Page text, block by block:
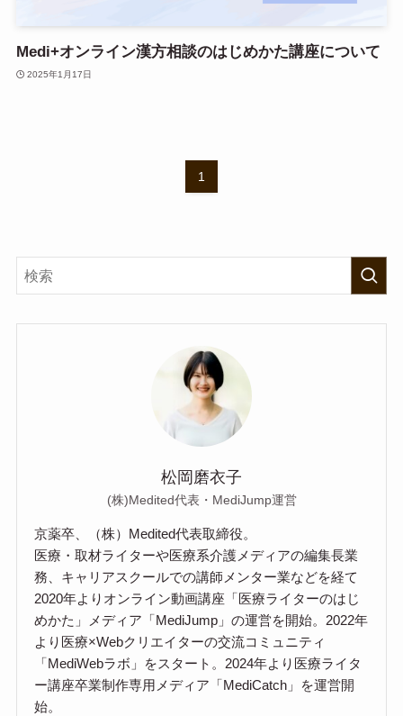
Medi+オンライン漢方相談のはじめかた講座について
2025年1月17日
1
松岡磨衣子
(株)Medited代表・MediJump運営
京薬卒、（株）Medited代表取締役。
医療・取材ライターや医療系介護メディアの編集長業
務、キャリアスクールでの講師メンター業などを経て
2020年よりオンライン動画講座「医療ライターのはじ
めかた」メディア「MediJump」の運営を開始。2022年
より医療×Webクリエイターの交流コミュニティ
「MediWebラボ」をスタート。2024年より医療ライタ
ー講座卒業制作専用メディア「MediCatch」を運営開
始。